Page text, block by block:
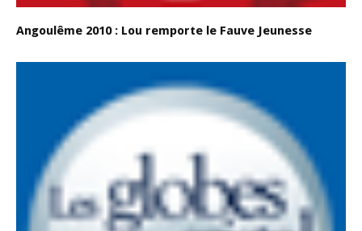
Angoulême 2010 : Lou remporte le Fauve Jeunesse